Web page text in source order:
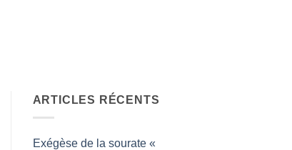
ARTICLES RÉCENTS
Exégèse de la sourate «